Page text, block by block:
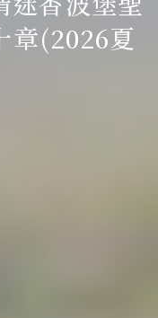
章(2026夏